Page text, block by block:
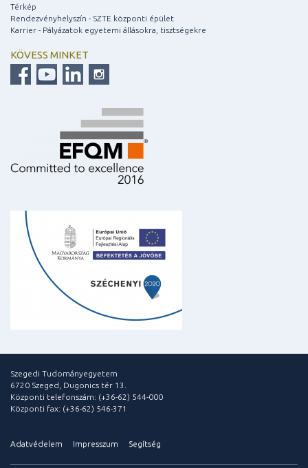
Térkép
Rendezvényhelyszín - SZTE központi épület
Karrier - Pályázatok egyetemi állásokra, tisztségekre
KÖVESS MINKET
Szegedi Tudományegyetem
6720 Szeged, Dugonics tér 13.
Központi telefonszám: (+36-62) 544-000
Központi fax: (+36-62) 546-371
Adatvédelem Impresszum Segítség